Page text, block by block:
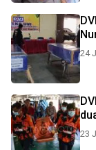
24
23